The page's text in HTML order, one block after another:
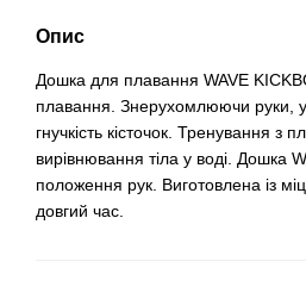
Опис
Дошка для плавання WAVE
плавання. Знерухомлюючи руки,
гнучкість кісточок. Тренування
вирівнювання тіла у воді. Дошка
положення рук. Виготовлена ​​із
довгий час.